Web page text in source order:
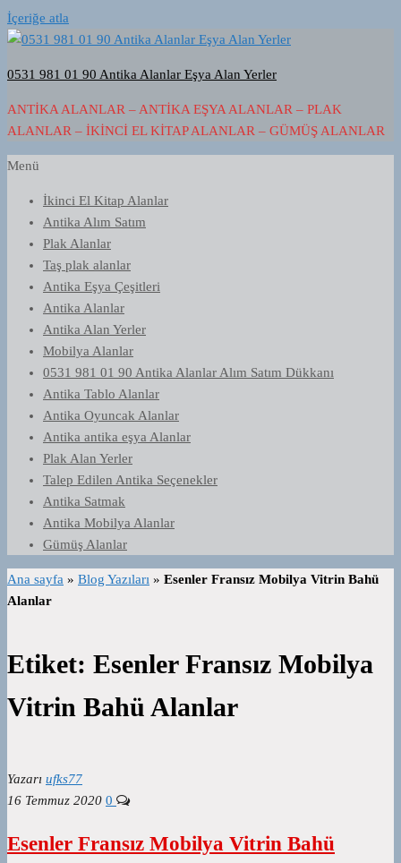
İçeriğe atla
0531 981 01 90 Antika Alanlar Eşya Alan Yerler
ANTIKA ALANLAR – ANTIKA EŞYA ALANLAR – PLAK
ALANLAR – İKINCI EL KITAP ALANLAR – GÜMÜŞ ALANLAR
Menü
İkinci El Kitap Alanlar
Antika Alım Satım
Plak Alanlar
Taş plak alanlar
Antika Eşya Çeşitleri
Antika Alanlar
Antika Alan Yerler
Mobilya Alanlar
0531 981 01 90 Antika Alanlar Alım Satım Dükkanı
Antika Tablo Alanlar
Antika Oyuncak Alanlar
Antika antika eşya Alanlar
Plak Alan Yerler
Talep Edilen Antika Seçenekler
Antika Satmak
Antika Mobilya Alanlar
Gümüş Alanlar
Ana sayfa » Blog Yazıları » Esenler Fransız Mobilya Vitrin Bahü
Alanlar
Etiket: Esenler Fransız Mobilya
Vitrin Bahü Alanlar
Yazarı ufks77
16 Temmuz 2020 0
Esenler Fransız Mobilya Vitrin Bahü